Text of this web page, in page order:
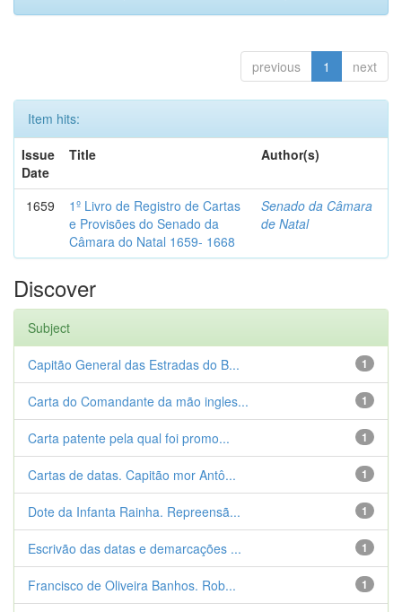
previous 1 next
Item hits:
Issue
Date
Title Author(s)
1659
1º Livro de Registro de Cartas
e Provisões do Senado da
Câmara do Natal 1659- 1668
Senado da Câmara
de Natal
Discover
Subject
1
Capitão General das Estradas do B...
1
Carta do Comandante da mão ingles...
1
Carta patente pela qual foi promo...
1
Cartas de datas. Capitão mor Antô...
1
Dote da Infanta Rainha. Repreensã...
1
Escrivão das datas e demarcações ...
1
Francisco de Oliveira Banhos. Rob...